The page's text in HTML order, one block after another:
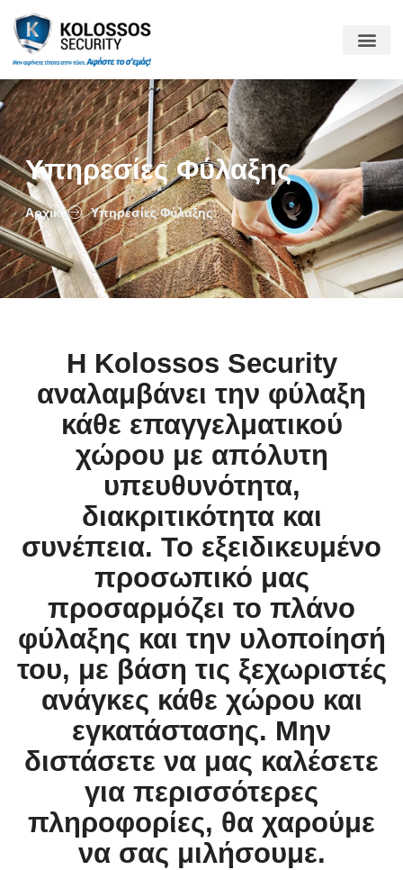
Υπηρεσίες Φύλαξης
Αρχική Υπηρεσίες Φύλαξης
Η Kolossos Security
αναλαμβάνει την φύλαξη
κάθε επαγγελματικού
χώρου με απόλυτη
υπευθυνότητα,
διακριτικότητα και
συνέπεια. Το εξειδικευμένο
προσωπικό μας
προσαρμόζει το πλάνο
φύλαξης και την υλοποίησή
του, με βάση τις ξεχωριστές
ανάγκες κάθε χώρου και
εγκατάστασης. Μην
διστάσετε να μας καλέσετε
για περισσότερες
πληροφορίες, θα χαρούμε
να σας μιλήσουμε.